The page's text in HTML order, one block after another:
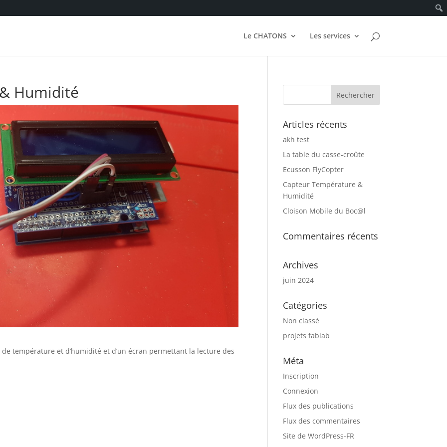
Le CHATONS Les services
Humidité
température et d’humidité et d’un écran permettant la lecture des
Articles récents
akh test
La table du casse-croûte
Ecusson FlyCopter
Capteur Température &
Humidité
Cloison Mobile du Boc@l
Commentaires récents
Archives
juin 2024
Catégories
Non classé
projets fablab
Méta
Inscription
Connexion
Flux des publications
Flux des commentaires
Site de WordPress-FR